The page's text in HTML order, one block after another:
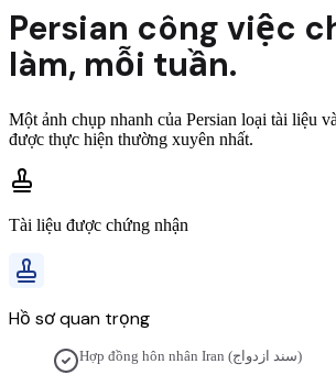
Persian công việc
làm, mỗi tuần.
Một ảnh chụp nhanh của Persian loại tài liệu
được thực hiện thường xuyên nhất.
Tài liệu được chứng nhận
Hồ sơ quan trọng
Hợp đồng hôn nhân Iran (سند ازدواج)